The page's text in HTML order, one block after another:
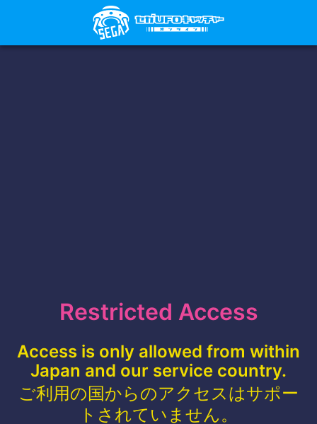
Restricted Access
Access is only allowed from within
Japan and our service country.
ご利用の国からのアクセスはサポー
トされていません。